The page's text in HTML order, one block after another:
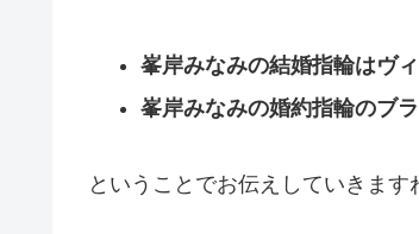
峯岸みなみの結婚指輪はヴ
峯岸みなみの婚約指輪のブ
ということでお伝えしていきます